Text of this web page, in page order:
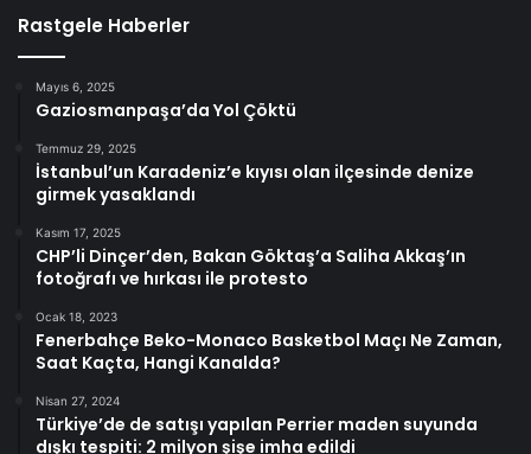
Rastgele Haberler
Mayıs 6, 2025
Gaziosmanpaşa’da Yol Çöktü
Temmuz 29, 2025
İstanbul’un Karadeniz’e kıyısı olan ilçesinde denize
girmek yasaklandı
Kasım 17, 2025
CHP’li Dinçer’den, Bakan Göktaş’a Saliha Akkaş’ın
fotoğrafı ve hırkası ile protesto
Ocak 18, 2023
Fenerbahçe Beko-Monaco Basketbol Maçı Ne Zaman,
Saat Kaçta, Hangi Kanalda?
Nisan 27, 2024
Türkiye’de de satışı yapılan Perrier maden suyunda
dışkı tespiti: 2 milyon şişe imha edildi